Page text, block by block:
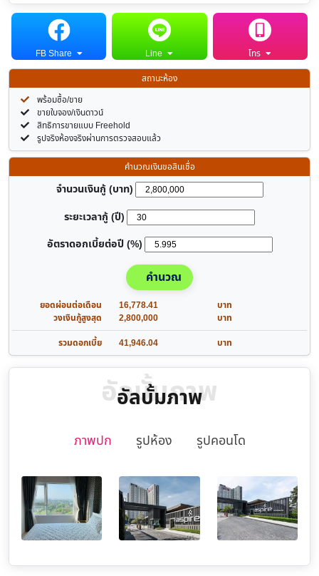
FB Share Line
โทร
สถานะห้อง
พร้อมซื้อ/ขาย
ขายใบจอง/เงินดาวน์
สิทธิการขายแบบ Freehold
รูปจริงห้องจริงผ่านการตรวจสอบแล้ว
คำนวณเงินขอสินเชื่อ
จำนวนเงินกู้ (บาท)
ระยะเวลากู้ (ปี)
อัตราดอกเบี้ยต่อปี (%)
คำนวณ
ยอดผ่อนต่อเดือน 16,778.41
บาท
วงเงินกู้สูงสุด
2,800,000
บาท
รวมดอกเบี้ย
41,946.04 บาท
อัลบั้มภาพ
อัลบั้มภาพ
ภาพปก รูปห้อง รูปคอนโด